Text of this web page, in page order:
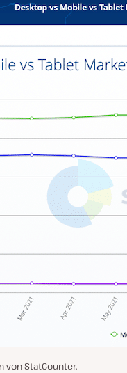
von StatCounter.